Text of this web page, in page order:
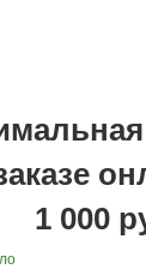
1 000